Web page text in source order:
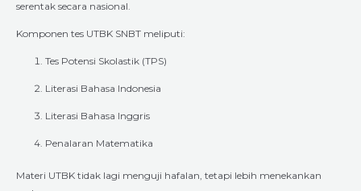
serentak secara nasional.
Komponen tes UTBK SNBT meliputi:
Tes Potensi Skolastik (TPS)
Literasi Bahasa Indonesia
Literasi Bahasa Inggris
Penalaran Matematika
Materi UTBK tidak lagi menguji hafalan, tetapi lebih menekankan